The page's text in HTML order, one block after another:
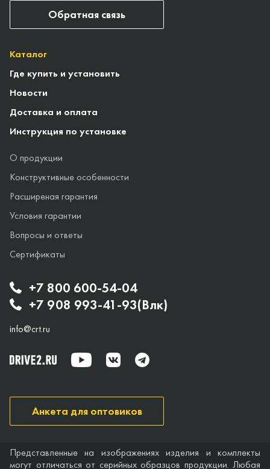
+7 800 600-54-04
+7 908 993-41-93(Влк)
info@crt.ru
Каталог
Где купить и установить
Новости
Доставка и оплата
Инструкция по установке
О продукции
Конструктивные особенности
Расширеная гарантия
Условия гарантии
Вопросы и ответы
Сертификаты
Анкета для оптовиков
Обратная связь
Представленные на изображениях изделия и комплекты
могут отличаться от серийных образцов продукции. Любая